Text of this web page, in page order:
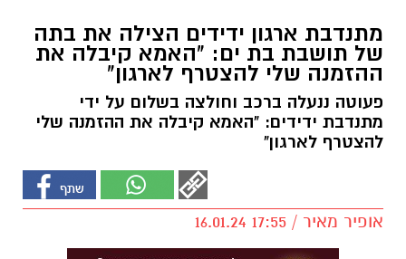
מתנדבת ארגון ידידים הצילה את בתה
של תושבת בת ים: "האמא קיבלה את
ההזמנה שלי להצטרף לארגון"
פעוטה ננעלה ברכב וחולצה בשלום על ידי
מתנדבת ידידים: "האמא קיבלה את ההזמנה שלי
להצטרף לארגון"
אופיר מאיר / 17:55 16.01.24